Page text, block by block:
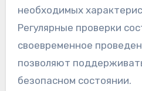
необходимых
Регулярные проверки
своевременное
позволяют
безопасном состоянии.